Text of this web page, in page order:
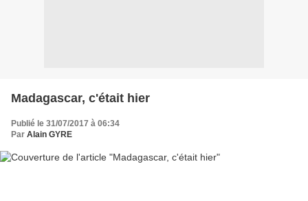
Madagascar, c'était hier
Publié le 31/07/2017 à 06:34
Par Alain GYRE